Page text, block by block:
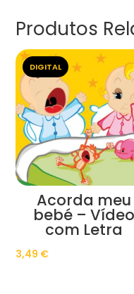
Produtos
DIGITAL
Acorda meu
bebé – Vídeo
com Letra
3,49 €